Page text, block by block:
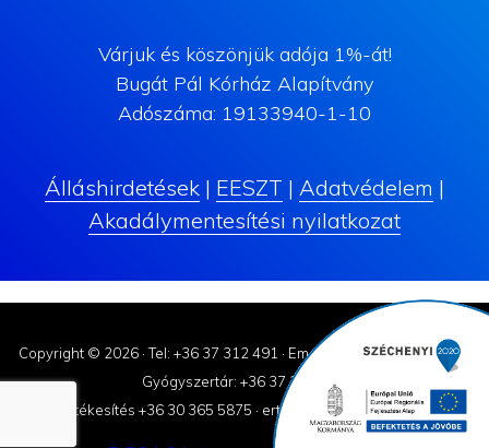
Várjuk és köszönjük adója 1%-át!
Bugát Pál Kórház Alapítvány
Adószáma: 19133940-1-10
Álláshirdetések | EESZT | Adatvédelem |
Akadálymentesítési nyilatkozat
Copyright © 2026 ·Tel: +36 37 312 491 · Email: korhaz@bugatpal.hu
Gyógyszertár: +36 37 310-182
Értékesítés +36 30 365 5875 · ertekesites@bugatpal.hu